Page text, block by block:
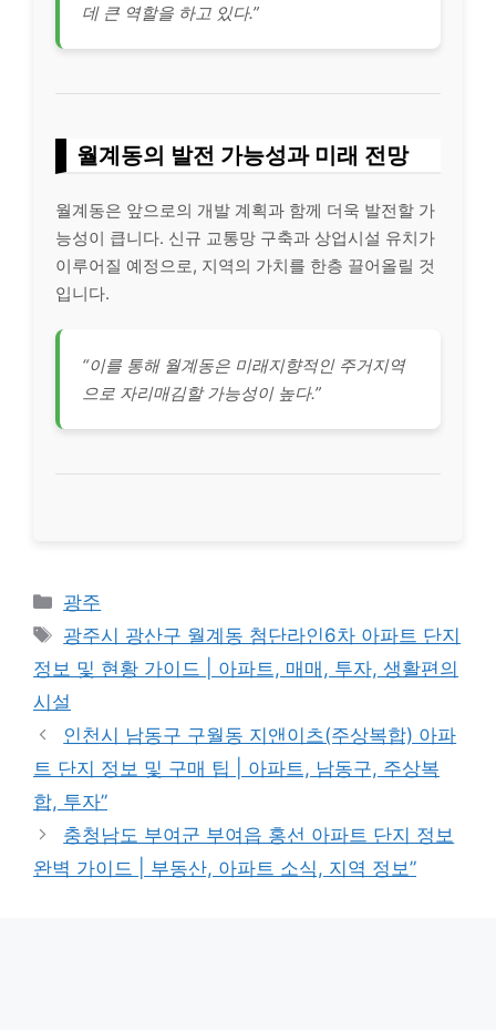
데 큰 역할을 하고 있다.”
월계동의 발전 가능성과 미래 전망
월계동은 앞으로의 개발 계획과 함께 더욱 발전할 가
능성이 큽니다. 신규 교통망 구축과 상업시설 유치가
이루어질 예정으로, 지역의 가치를 한층 끌어올릴 것
입니다.
“이를 통해 월계동은 미래지향적인 주거지역
으로 자리매김할 가능성이 높다.”
Categories
광주
Tags
광주시 광산구 월계동 첨단라인6차 아파트 단지
정보 및 현황 가이드 | 아파트, 매매, 투자, 생활편의
시설
인천시 남동구 구월동 지앤이츠(주상복합) 아파
트 단지 정보 및 구매 팁 | 아파트, 남동구, 주상복
합, 투자”
충청남도 부여군 부여읍 홍선 아파트 단지 정보
완벽 가이드 | 부동산, 아파트 소식, 지역 정보”